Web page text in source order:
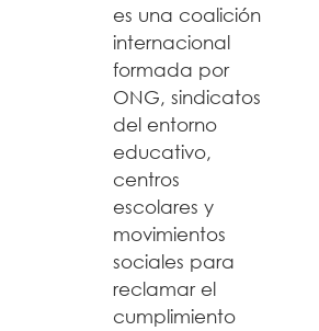
es una coalición
internacional
formada por
ONG, sindicatos
del entorno
educativo,
centros
escolares y
movimientos
sociales para
reclamar el
cumplimiento